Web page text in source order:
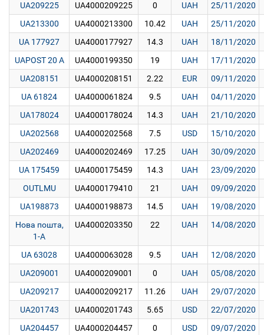
UA209225
UA4000209225 0 UAH
25/11/2020
UA213300
UA4000213300 10.42 UAH
25/11/2020
UA 177927
UA4000177927 14.3 UAH
18/11/2020
UAPOST 20 A
UA4000199350 19 UAH
17/11/2020
UA208151
UA4000208151 2.22 EUR
09/11/2020
UA 61824
UA4000061824 9.5 UAH
04/11/2020
UA178024
UA4000178024 14.3 UAH
21/10/2020
UA202568
UA4000202568 7.5 USD
15/10/2020
UA202469
UA4000202469 17.25 UAH
30/09/2020
UA 175459
UA4000175459 14.3 UAH
23/09/2020
OUTLMU
UA4000179410 21 UAH
09/09/2020
UA198873
UA4000198873 14.5 UAH
19/08/2020
Нова пошта,
1-A
UA4000203350 22 UAH 14/08/2020
UA 63028 UA4000063028 9.5 UAH
12/08/2020
UA209001
UA4000209001 0 UAH
05/08/2020
UA209217
UA4000209217 11.26 UAH
29/07/2020
UA201743
UA4000201743 5.65 USD
22/07/2020
UA204457
UA4000204457 0 USD
09/07/2020